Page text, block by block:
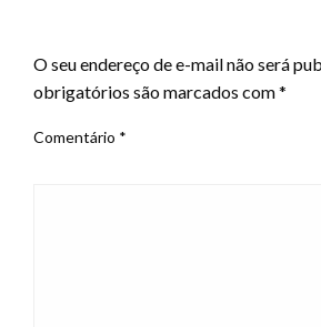
O seu endereço de e-mail não será
obrigatórios são marcados com*
Comentário *